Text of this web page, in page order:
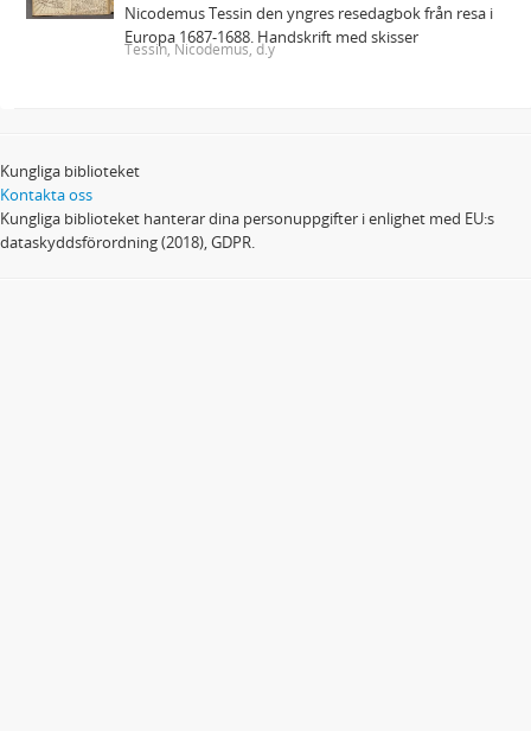
Nicodemus Tessin den yngres resedagbok från resa i
Europa 1687-1688. Handskrift med skisser
Tessin, Nicodemus, d.y
Kungliga biblioteket
Kontakta oss
Kungliga biblioteket hanterar dina personuppgifter i enlighet med EU:s
dataskyddsförordning (2018), GDPR.